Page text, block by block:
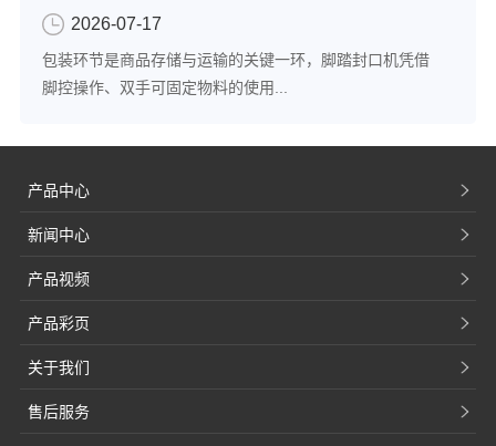
2026-07-17
包装环节是商品存储与运输的关键一环，脚踏封口机凭借
脚控操作、双手可固定物料的使用...
产品中心
新闻中心
产品视频
产品彩页
关于我们
售后服务